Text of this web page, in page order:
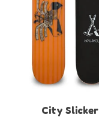
City Slicker